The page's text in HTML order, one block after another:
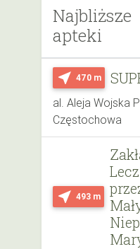
Najbliższe
apteki
near_me 470 m
al. Aleja Wojska
Częstochowa
near_me 493 m